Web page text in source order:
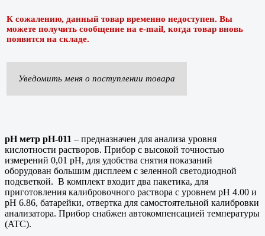
К сожалению, данный товар временно недоступен. Вы
можете получить сообщение на e-mail, когда товар вновь
появится на складе.
Уведомить меня о поступлении товара
pH метр pH-011 – предназначен для анализа уровня
кислотности растворов. Прибор с высокой точностью
измерений 0,01 pH, для удобства снятия показаний
оборудован большим дисплеем с зеленной светодиодной
подсветкой. В комплект входит два пакетика, для
приготовления калибровочного раствора с уровнем pH 4.00 и
pH 6.86, батарейки, отвертка для самостоятельной калибровки
анализатора. Прибор снабжен автокомпенсацией температуры
(ATC).